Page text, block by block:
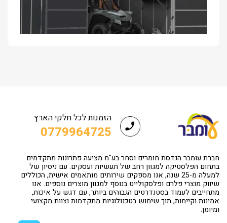
הזמנות לכל חלקי הארץ
0779964725
חברת עומבר הנדסת חומרים וסחר בע"מ מציעה פתרונות מתקדמים
בתחום הפלסטיקה למגוון רחב של תעשיות ועסקים. עם ניסיון של
למעלה מ-25 שנה, אנו מספקים שירותים מותאמים אישית, הכוללים
שיווק מוצרי פלרם ופלסקולייט בנוסף למגוון מוצרים נוספים. אנו
מתחייבים לעמוד בסטנדרטים הגבוהים ביותר, עם דגש על איכות,
אמינות וקיימות, תוך שימוש בטכנולוגיות מתקדמות וצוות מקצועי
ומיומן.